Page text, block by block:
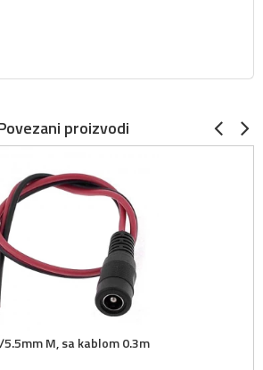
proizvodi
M, sa kablom 0.3m